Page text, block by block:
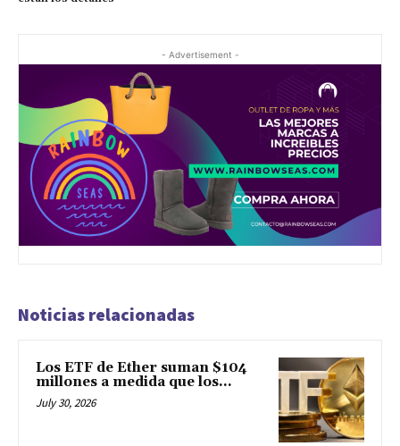
- Advertisement -
Noticias relacionadas
Los ETF de Ether suman $104
millones a medida que los...
July 30, 2026